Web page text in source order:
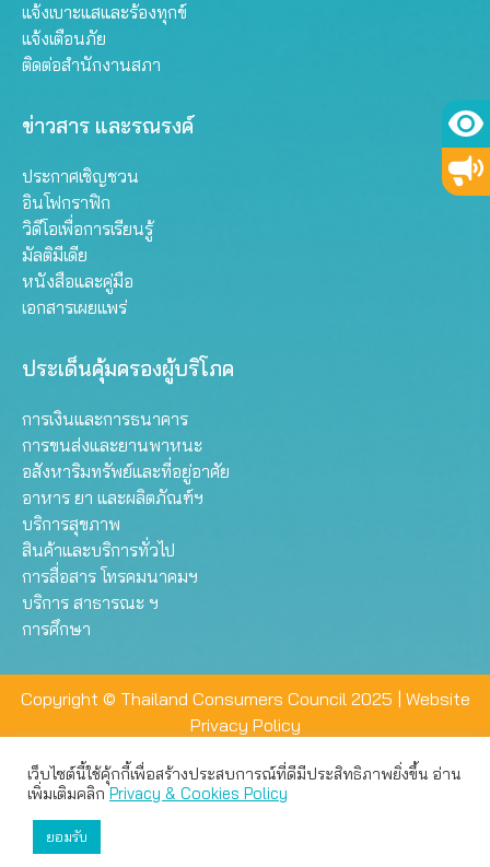
แจ้งเบาะแสและร้องทุกข์
แจ้งเตือนภัย
ติดต่อสำนักงานสภา
ข่าวสาร และรณรงค์
ประกาศเชิญชวน
อินโฟกราฟิก
วิดีโอเพื่อการเรียนรู้
มัลติมีเดีย
หนังสือและคู่มือ
เอกสารเผยแพร่
ประเด็นคุ้มครองผู้บริโภค
การเงินและการธนาคาร
การขนส่งและยานพาหนะ
อสังหาริมทรัพย์และที่อยู่อาศัย
อาหาร ยา และผลิตภัณฑ์ฯ
บริการสุขภาพ
สินค้าและบริการทั่วไป
การสื่อสาร โทรคมนาคมฯ
บริการ สาธารณะ ฯ
การศึกษา
Copyright © Thailand Consumers Council 2025 | Website
Privacy Policy
เว็บไซต์นี้ใช้คุ้กกี้เพื่อสร้างประสบการณ์ที่ดีมีประสิทธิภาพยิ่งขึ้น อ่าน
เพิ่มเติมคลิกPrivacy & Cookies Policy
ยอมรับ
เว็บไซต์นี้ใช้คุกกี้เพื่อมอบประสบการณ์การใช้งานที่ดีให้แก่ท่าน คุณ
สามารถเลือกตั้งค่าความเป็นส่วนตัวได้
ยอมรับทั้งหมด